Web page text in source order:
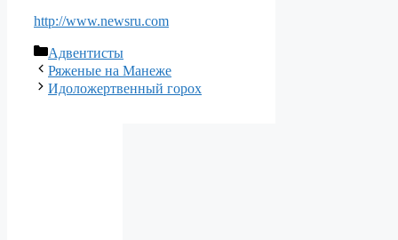
http://www.newsru.com
Рубрики
Адвентисты
Ряженые на Манеже
Идоложертвенный горох